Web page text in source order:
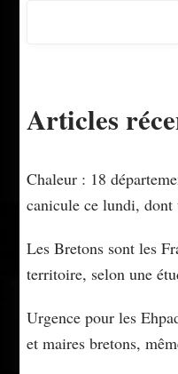
Articles
Chaleur : 18
canicule ce lundi, dont
Les Bretons sont les
territoire, selon une
Urgence pour les
et maires bretons,